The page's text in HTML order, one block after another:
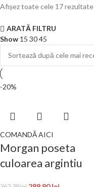
Afișez toate cele 17 rezultate
ARATĂ FILTRU
Show 15 3045
-20%
COMANDĂ AICI
Morgan poseta
culoarea argintiu